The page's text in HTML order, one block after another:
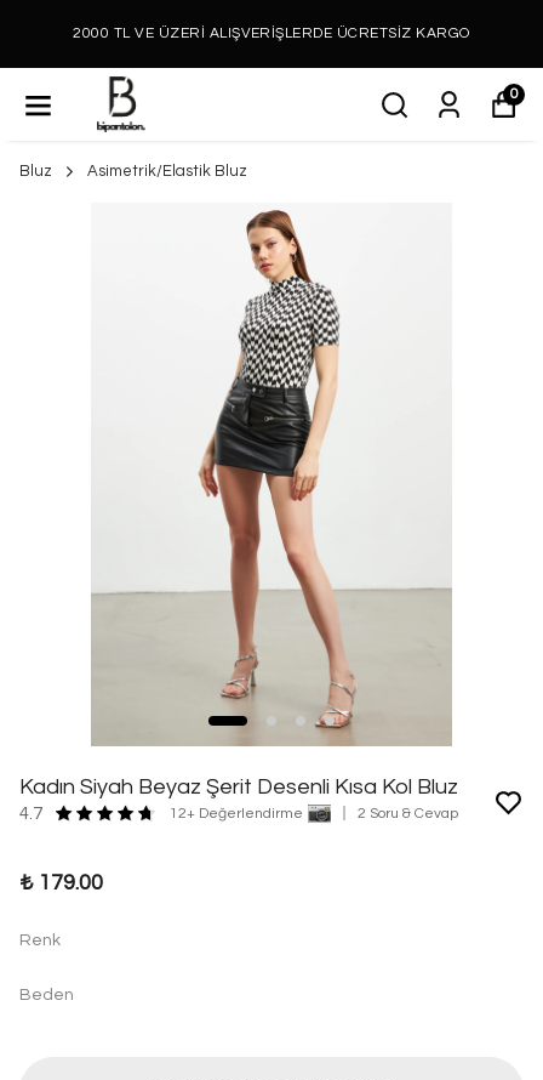
2000 TL VE ÜZERİ ALIŞVERİŞLERDE ÜCRETSİZ KARGO
0
Bluz Asimetrik/Elastik Bluz
Kadın Siyah Beyaz Şerit Desenli Kısa Kol Bluz
4.7 12+ Değerlendirme 2 Soru & Cevap
₺ 179.00
Renk
Beden